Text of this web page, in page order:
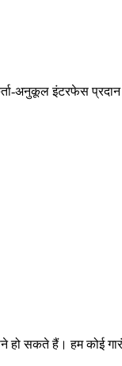
अनुकूल इंटरफेस
हो सकते हैं। हम कोई